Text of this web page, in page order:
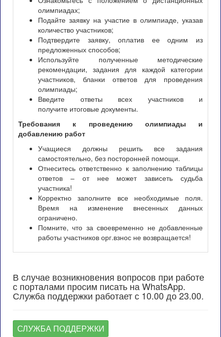
олимпиадах;
Подайте заявку на участие в олимпиаде, указав
количество участников;
Подтвердите заявку, оплатив ее одним из
предложенных способов;
Используйте полученные методические
рекомендации, задания для каждой категории
участников, бланки ответов для проведения
олимпиады;
Введите ответы всех участников и
получите итоговые документы.
Требования к проведению олимпиады и
добавлению работ
Учащиеся должны решить все задания
самостоятельно, без посторонней помощи.
Отнеситесь ответственно к заполнению таблицы
ответов – от нее может зависеть судьба
участника!
Корректно заполните все необходимые поля.
Время на изменение внесенных данных
ограничено.
Помните, что за своевременно не добавленные
работы участников орг.взнос не возвращается!
В случае возникновения вопросов при работе
с порталами просим писать на WhatsApp.
Служба поддержки работает с 10.00 до 23.00.
СЛУЖБА ПОДДЕРЖКИ